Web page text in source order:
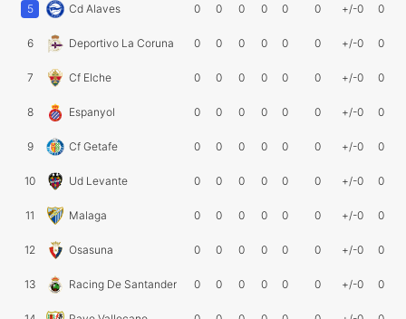
5 Cd Alaves 0 0 0 0 0 0 +/-0 0
6 Deportivo La Coruna 0 0 0 0 0 0 +/-0 0
7 Cf Elche 0 0 0 0 0 0 +/-0 0
8 Espanyol 0 0 0 0 0 0 +/-0 0
9 Cf Getafe 0 0 0 0 0 0 +/-0 0
10 Ud Levante 0 0 0 0 0 0 +/-0 0
11 Malaga 0 0 0 0 0 0 +/-0 0
12 Osasuna 0 0 0 0 0 0 +/-0 0
13 Racing De Santander 0 0 0 0 0 0 +/-0 0